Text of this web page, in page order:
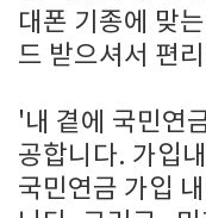
대폰 기종에 맞
드 받으셔서 편
'내 곁에 국민연
공합니다. 가입
국민연금 가입